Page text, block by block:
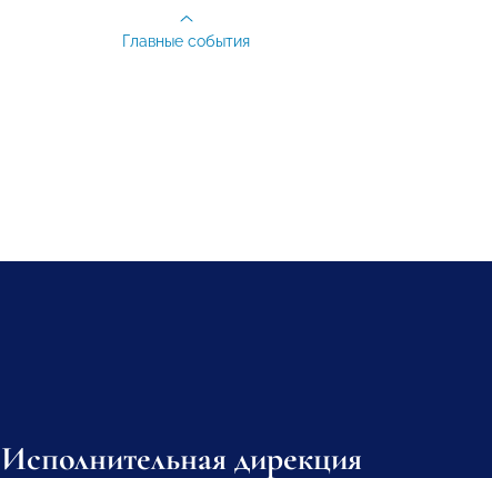
Главные события
Исполнительная дирекция